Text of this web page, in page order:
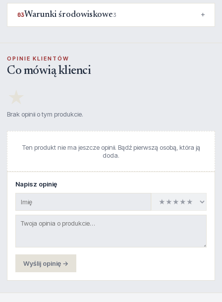
03Warunki środowiskowe3
OPINIE KLIENTÓW
Co mówią klienci
Brak opinii o tym produkcie.
Ten produkt nie ma jeszcze opinii. Bądź pierwszą osobą, która ją
doda.
Napisz opinię
Wyślij opinię →